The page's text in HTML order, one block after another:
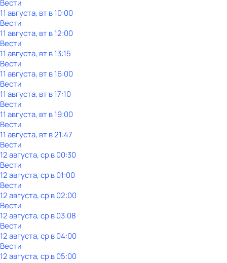
Вести
11 августа, вт в 10:00
Вести
11 августа, вт в 12:00
Вести
11 августа, вт в 13:15
Вести
11 августа, вт в 16:00
Вести
11 августа, вт в 17:10
Вести
11 августа, вт в 19:00
Вести
11 августа, вт в 21:47
Вести
12 августа, ср в 00:30
Вести
12 августа, ср в 01:00
Вести
12 августа, ср в 02:00
Вести
12 августа, ср в 03:08
Вести
12 августа, ср в 04:00
Вести
12 августа, ср в 05:00